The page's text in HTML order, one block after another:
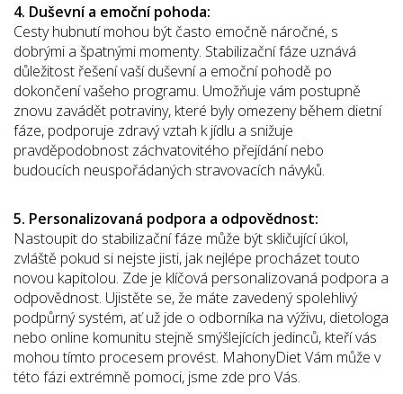
4. Duševní a emoční pohoda:
Cesty hubnutí mohou být často emočně náročné, s
dobrými a špatnými momenty. Stabilizační fáze uznává
důležitost řešení vaší duševní a emoční pohodě po
dokončení vašeho programu. Umožňuje vám postupně
znovu zavádět potraviny, které byly omezeny během dietní
fáze, podporuje zdravý vztah k jídlu a snižuje
pravděpodobnost záchvatovitého přejídání nebo
budoucích neuspořádaných stravovacích návyků.
5. Personalizovaná podpora a odpovědnost:
Nastoupit do stabilizační fáze může být skličující úkol,
zvláště pokud si nejste jisti, jak nejlépe procházet touto
novou kapitolou. Zde je klíčová personalizovaná podpora a
odpovědnost. Ujistěte se, že máte zavedený spolehlivý
podpůrný systém, ať už jde o odborníka na výživu, dietologa
nebo online komunitu stejně smýšlejících jedinců, kteří vás
mohou tímto procesem provést. MahonyDiet Vám může v
této fázi extrémně pomoci, jsme zde pro Vás.